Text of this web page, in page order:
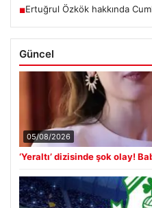
■Ertuğrul Özkök hakkında
Güncel
05/08/2026
‘Yeraltı’ dizisinde şok olay!